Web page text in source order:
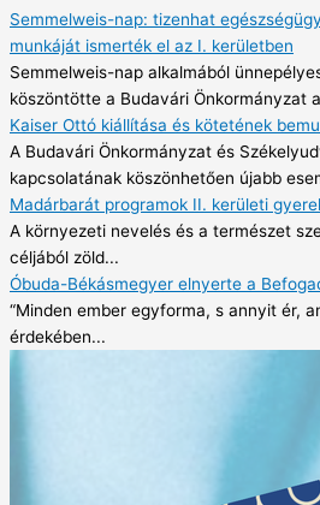
Semmelweis-nap: tizenhat
munkáját ismerték el az I. kerületben
Semmelweis-nap alkalmából
köszöntötte a Budavári Önkormányzat
Kaiser Ottó kiállítása és kötetének
A Budavári Önkormányzat és
kapcsolatának köszönhetően újabb
Madárbarát programok II. kerületi
A környezeti nevelés és a természet
céljából zöld...
Óbuda-Békásmegyer elnyerte a
“Minden ember egyforma, s annyit ér,
érdekében...